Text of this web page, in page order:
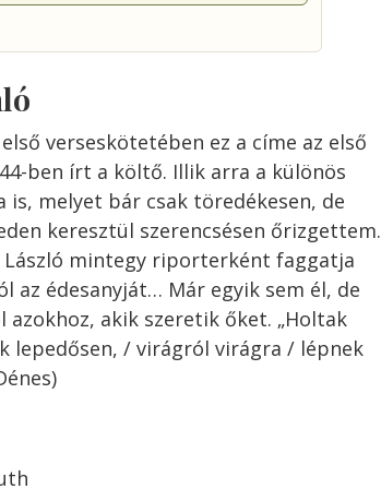
verseskötetében ez a címe az első
ben írt a költő. Illik arra a különös
is, melyet bár csak töredékesen, de
keresztül szerencsésen őrizgettem.
László mintegy riporterként faggatja
az édesanyját… Már egyik sem él, de
azokhoz, akik szeretik őket. „Holtak
lepedősen, / virágról virágra / lépnek